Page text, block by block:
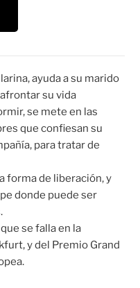
ayuda a su marido
su vida
se mete en las
que confiesan su
para tratar de
forma de liberación, y
donde puede ser
se falla en la
y del Premio Grand